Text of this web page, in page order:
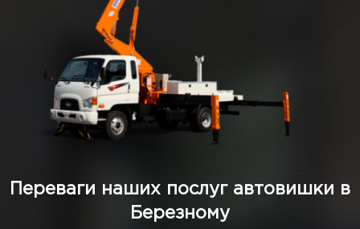
Переваги наших послуг автовишки в
Березному